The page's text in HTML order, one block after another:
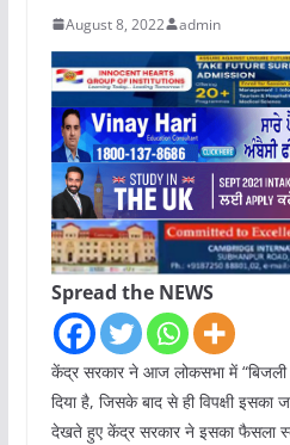
August 8, 2022 admin
Spread the NEWS
केंद्र सरकार ने आज लोकसभा में
दिया है, जिसके बाद से ही विपक्षी इसका
देखते हुए केंद्र सरकार ने इसका फैसला